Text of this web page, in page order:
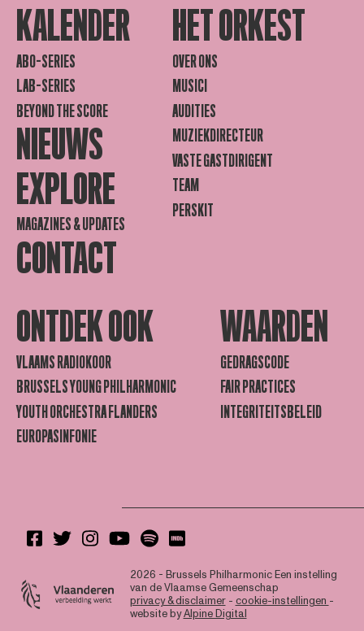
KALENDER
ABO-SERIES
LAB-SERIES
BEYOND THE SCORE
NIEUWS
EXPLORE
MAGAZINES & UPDATES
CONTACT
HET ORKEST
OVER ONS
MUSICI
AUDITIES
MUZIEKDIRECTEUR
VASTE GASTDIRIGENT
TEAM
PERSKIT
ONTDEK OOK
VLAAMS RADIOKOOR
BRUSSELS YOUNG PHILHARMONIC
YOUTH ORCHESTRA FLANDERS
EUROPASINFONIE
WAARDEN
GEDRAGSCODE
FAIR PRACTICES
INTEGRITEITSBELEID
2026 - Brussels PhilharmonicEen instelling
van de Vlaamse Gemeenschap
privacy & disclaimer- cookie-instellingen -
website byAlpine Digital